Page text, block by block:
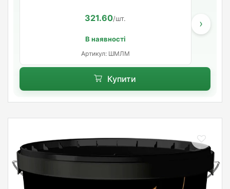
321.60/шт.
В наявності
Артикул: ШМЛМ
›
Купити